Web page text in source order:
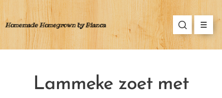
Homemade Homegrown by Bianca
Lammeke zoet met